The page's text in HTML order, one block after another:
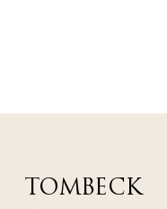
TOMBECK